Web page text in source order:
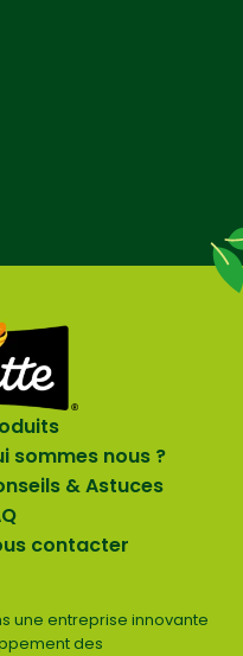
sommes nous ?
& Astuces
contacter
une entreprise innovante
des